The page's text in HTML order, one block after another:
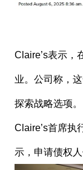
Claire’s表示，
业。公司称，
探索战略选项。
Claire’s首席执
示，申请债权